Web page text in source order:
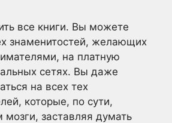
все книги. Вы можете
знаменитостей, желающих
на платную
сетях. Вы даже
на всех тех
которые, по сути,
заставляя думать